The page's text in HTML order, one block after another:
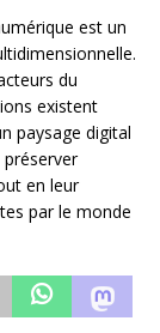
est un
du
existent
paysage digital
préserver
en leur
par le monde